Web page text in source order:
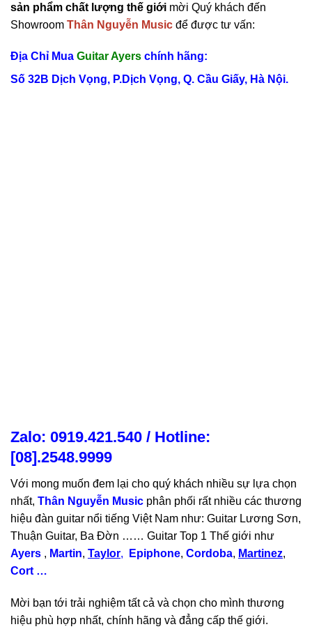
sản phẩm chất lượng thế giới mời Quý khách đến
Showroom Thân Nguyễn Music để được tư vấn:
Địa Chỉ Mua Guitar Ayers chính hãng:
Số 32B Dịch Vọng, P.Dịch Vọng, Q. Cầu Giấy, Hà Nội.
Zalo: 0919.421.540 / Hotline:
[08].2548.9999
Với mong muốn đem lại cho quý khách nhiều sự lựa chọn
nhất, Thân Nguyễn Music phân phối rất nhiều các thương
hiệu đàn guitar nổi tiếng Việt Nam như: Guitar Lương Sơn,
Thuận Guitar, Ba Đờn …… Guitar Top 1 Thế giới như
Ayers , Martin, Taylor, Epiphone, Cordoba, Martinez,
Cort …
Mời bạn tới trải nghiệm tất cả và chọn cho mình thương
hiệu phù hợp nhất, chính hãng và đẳng cấp thế giới.